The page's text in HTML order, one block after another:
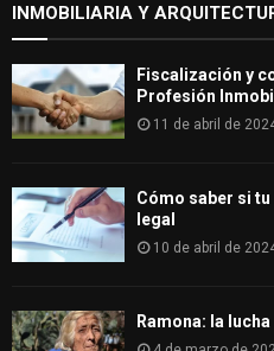
INMOBILIARIA Y
Fiscalización y
Profesión
11 de abril de
Cómo saber si
legal
10 de abril de
Ramona: la